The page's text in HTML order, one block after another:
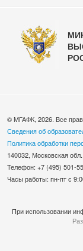
© МГАФК, 2026. Все
Сведения об
Политика обработки
140032, Московская
Телефон: +7 (495)
Часы работы: пн-пт с
При использовании